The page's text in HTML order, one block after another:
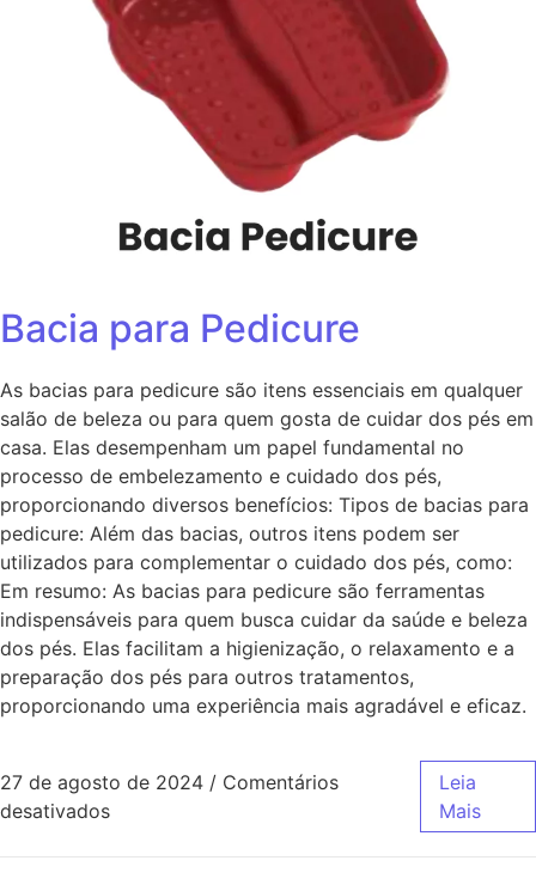
Bacia para Pedicure
As bacias para pedicure são itens essenciais em qualquer
salão de beleza ou para quem gosta de cuidar dos pés em
casa. Elas desempenham um papel fundamental no
processo de embelezamento e cuidado dos pés,
proporcionando diversos benefícios: Tipos de bacias para
pedicure: Além das bacias, outros itens podem ser
utilizados para complementar o cuidado dos pés, como:
Em resumo: As bacias para pedicure são ferramentas
indispensáveis para quem busca cuidar da saúde e beleza
dos pés. Elas facilitam a higienização, o relaxamento e a
preparação dos pés para outros tratamentos,
proporcionando uma experiência mais agradável e eficaz.
27 de agosto de 2024 / Comentários
desativados
Leia
Mais